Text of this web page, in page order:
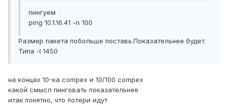
пингуем
ping 10.1.16.41 -n 100
Размер пакета побольше поставь.Показательнее будет.
Типа -l 1450
на концах 10-ка compex и 10/100 compex
какой смысл пинговать показательнее
итак понятно, что потери идут